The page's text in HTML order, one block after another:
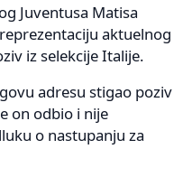
Juventusa Matisa
aktuelnog
iz selekcije Italije.
adresu stigao poziv
on odbio i nije
o nastupanju za